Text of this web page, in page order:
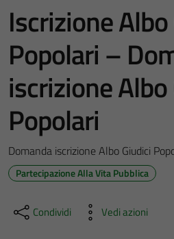
Iscrizione
Popolari –
iscrizione
Popolari
Domanda iscrizione Albo Giudici
Partecipazione Alla Vita Pubblica
Condividi Vedi azioni